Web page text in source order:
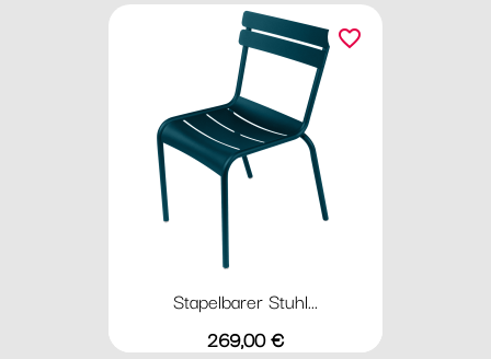
Stapelbarer Stuhl...
Preis
269,00 €
favorite_border